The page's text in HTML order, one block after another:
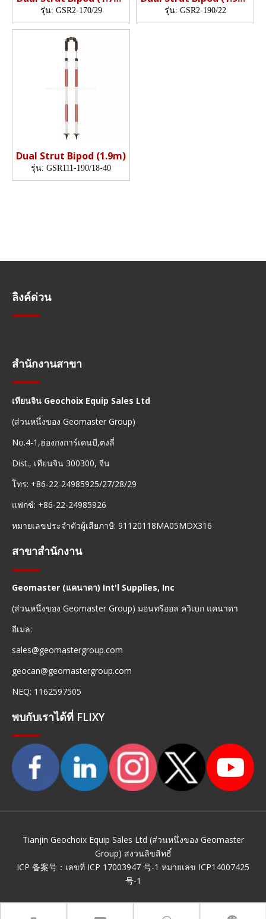
29mm)
รุ่น: GSR2-170/29
25mm)
รุ่น: GSR2-190/22
Dual Strut Bipod (1.9m)
รุ่น: GSR111-190/18-40
ลิงค์ด่วน
สำนักงานสาขา
เทียนจิน Geochoix Equip Sales Ltd
(ส่วนหนึ่งของ Geomaster Group)
No.4-1,ฮ่องกงการ์เดนบี,ตงลี่
Dist., เทียนจิน 300300, จีน
โทร: +86-22-24985925/27/28/29
แฟกซ์: +86-22-24985926
หมายเลขประจำตัวผู้เสียภาษี: 91120118MA05MDX316
สาขาสำนักงาน
Geomaster (แคนาดา) Int'l Supplies, Inc
(ส่วนหนึ่งของ Geomaster Group) มอนทรีออล ควิเบก แคนาดา
อีเมล:
sales@geomastergroup.com
geocan@geomastergroup.com
NEQ: 1162597505
พบกับเราได้ที่ FLIXY
Tianjin Geochoix Equip Sales Ltd (ส่วนหนึ่งของ Geomaster
Group) สงวนลิขสิทธิ์
ICP 备案号： เลขที่ ICP 17003947 号-1 หมายเลข ICP14007425
号-1